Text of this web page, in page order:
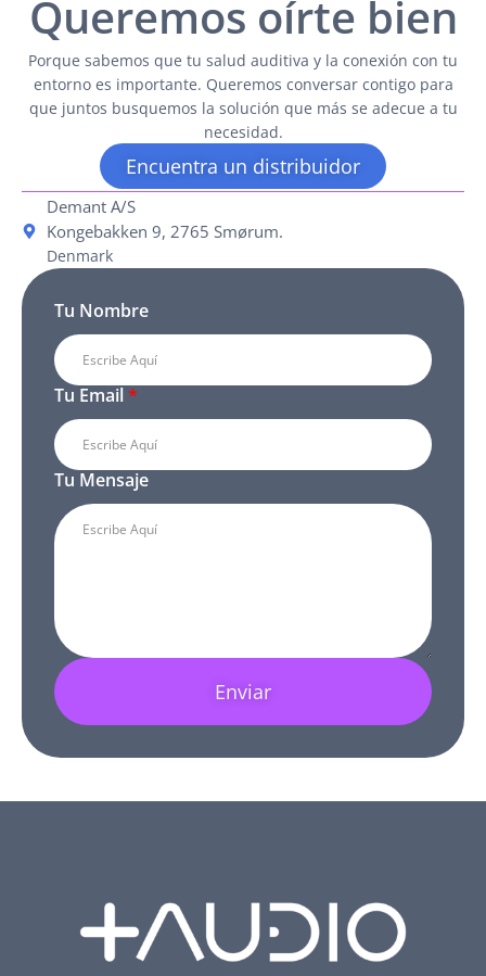
Queremos oírte bien
Porque sabemos que tu salud auditiva y la conexión con tu
entorno es importante. Queremos conversar contigo para
que juntos busquemos la solución que más se adecue a tu
necesidad.
Encuentra un distribuidor
Demant A/S
Kongebakken 9, 2765 Smørum.
Denmark
Tu Nombre
Tu Email*
Tu Mensaje
Enviar